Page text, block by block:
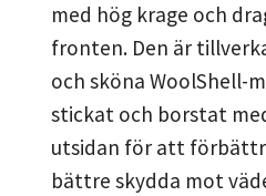
med hög krage och
fronten. Den är
och sköna WoolShell-
stickat och borstat
utsidan för att
bättre skydda mot